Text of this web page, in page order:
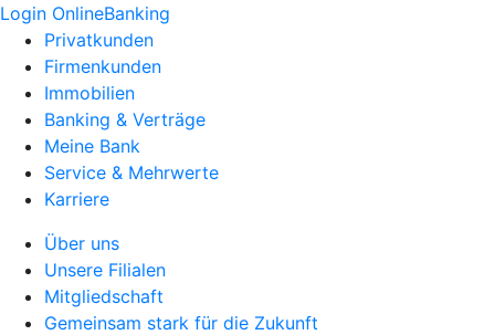
Login OnlineBanking
Privatkunden
Firmenkunden
Immobilien
Banking & Verträge
Meine Bank
Service & Mehrwerte
Karriere
Über uns
Unsere Filialen
Mitgliedschaft
Gemeinsam stark für die Zukunft